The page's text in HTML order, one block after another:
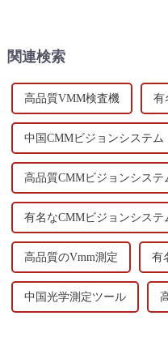
関連検索
高品質VMM検査機 有
中国CMMビジョンシステム
高品質CMMビジョンシステ
有名なCMMビジョンシステ
高品質のVmm測定 有
中国光学測定ツール